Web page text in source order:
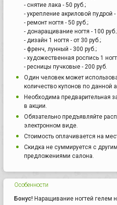
- снятие лака - 50 руб.;
- укрепление акриловой пудрой -
- ремонт ногтя - 50 руб.;
- донаращивание ногтя - 100 руб.;
- дизайн 1 ногтя - от 30 руб.;
- френч, лунный - 300 руб.;
- художественная роспись 1
- ресницы пучковые - 200 руб.
Один человек может
количество купонов по данной
Необходима предварительная
в акции.
Обязательно предъявляйте
электронном виде.
Стоимость оплачивается на
Скидка не суммируется с
предложениями салона.
Особенности
Бонус! Наращивание ногтей гелем